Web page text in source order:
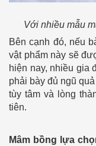
Với nhiều mẫu
Bên cạnh đó, nếu
vật phẩm này sẽ
hiện nay, nhiều gia
phải bày đủ ngũ
tùy tâm và lòng
tiên.
Mâm bồng lựa